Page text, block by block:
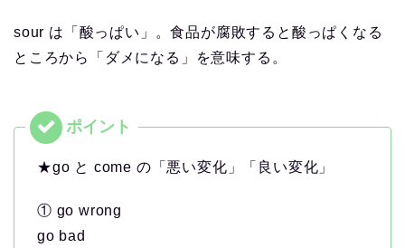
sour は「酸っぱい」。食品が腐敗すると酸っぱくなる
ところから「ダメになる」を意味する。
★go と come の「悪い変化」「良い変化」
① go wrong
go bad